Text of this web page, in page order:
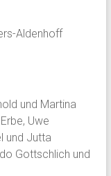
Aldenhoff
und Martina
Uwe
und Jutta
Gottschlich und